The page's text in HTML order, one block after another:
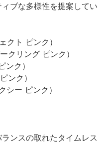
ブな多様性を提案してい
ト ピンク）
リング ピンク）
ク）
ンク）
ー ピンク）
ンスの取れたタイムレス